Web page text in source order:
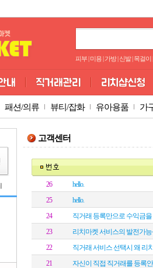
피부 미용 가방 신발 목걸이
패션/의류 뷰티/잡화 유아용품 가
고객센터
26
hello.
25
hello.
24
직거래 등록만으로 수익금
23
리치마켓 서비스의 발전가
22
직거래 서비스 선택시 왜 리
21
자신이 직접 직거래를 등록